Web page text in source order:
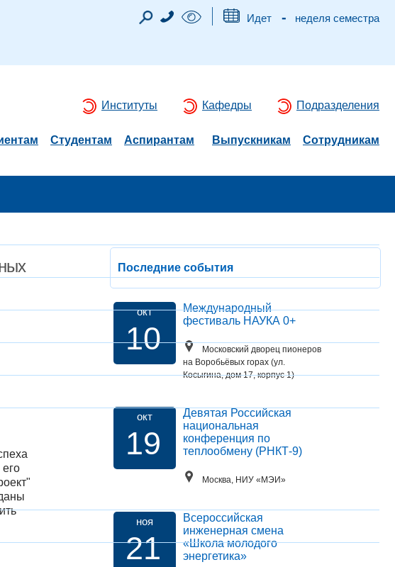
Идет - неделя семестра
Институты Кафедры Подразделения
Студентам Аспирантам Выпускникам Сотрудникам
Последние события
окт
10
Международный
фестиваль НАУКА 0+
Московский дворец пионеров
на Воробьёвых горах (ул.
Косыгина, дом 17, корпус 1)
окт
19
Девятая Российская
национальная
конференция по
теплообмену (РНКТ-9)
Москва, НИУ «МЭИ»
ноя
21
Всероссийская
инженерная смена
«Школа молодого
энергетика»